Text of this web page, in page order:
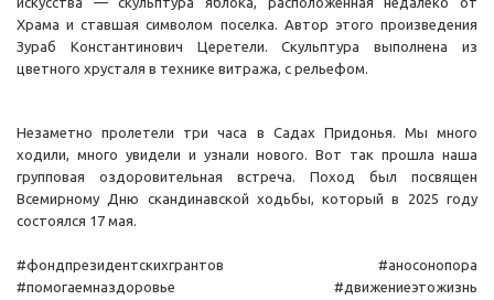
Храма и ставшая символом поселка. Автор этого произведения
Зураб Константинович Церетели. Скульптура выполнена из
цветного хрусталя в технике витража, с рельефом.
Незаметно пролетели три часа в Садах Придонья. Мы много
ходили, много увидели и узнали нового. Вот так прошла наша
групповая оздоровительная встреча. Поход был посвящен
Всемирному Дню скандинавской ходьбы, который в 2025 году
состоялся 17 мая.
#фондпрезидентскихгрантов #аносонопора
#помогаемназдоровье #движениеэтожизнь